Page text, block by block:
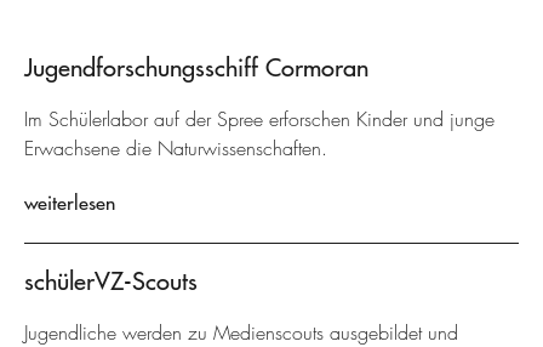
Jugendforschungsschiff Cormoran
Im Schülerlabor auf der Spree erforschen Kinder und junge
Erwachsene die Naturwissenschaften.
weiterlesen
schülerVZ-Scouts
Jugendliche werden zu Medienscouts ausgebildet und